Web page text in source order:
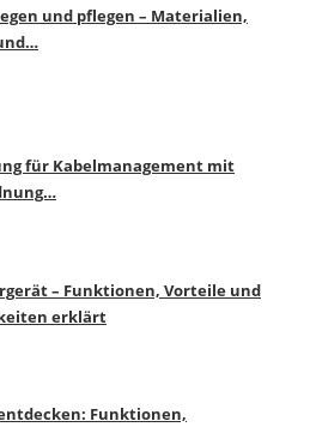
und pflegen – Materialien,
für Kabelmanagement mit
– Funktionen, Vorteile und
erklärt
Funktionen,